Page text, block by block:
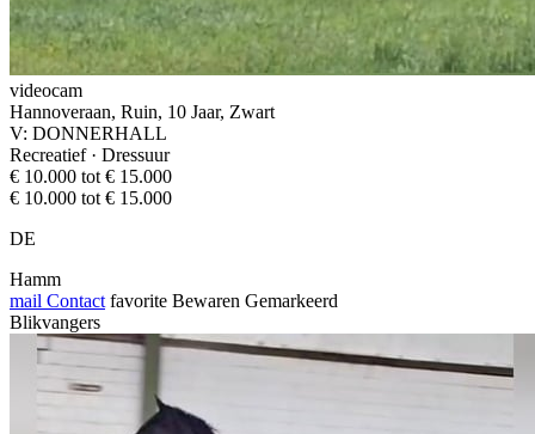
videocam
Hannoveraan, Ruin, 10 Jaar, Zwart
V: DONNERHALL
Recreatief · Dressuur
€ 10.000 tot € 15.000
€ 10.000 tot € 15.000
DE
Hamm
mail Contact favorite Bewaren Gemarkeerd
Blikvangers